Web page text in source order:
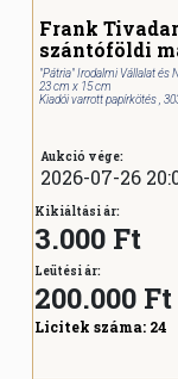
Frank
szántóföldi
"Pátria" Irodalmi Vállalat és
23 cm x 15 cm
Kiadói varrott papírkötés ,
Aukció vége:
2026-07-26
Kikiáltási ár:
3.000 Ft
Leütési ár:
200.000 Ft
Licitek száma: 24